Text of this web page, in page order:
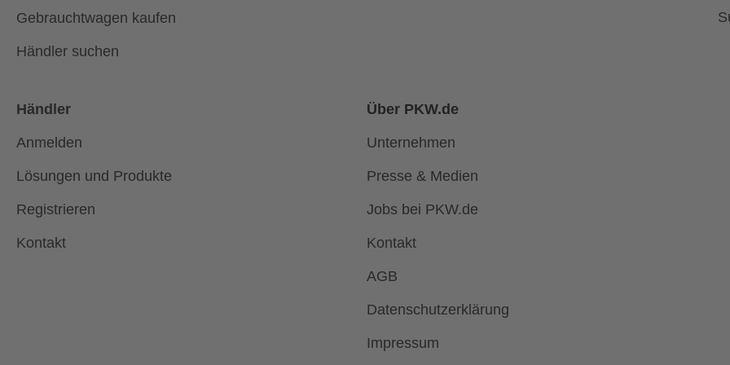
Gebrauchtwagen kaufen
Händler suchen
Händler
Anmelden
Lösungen und Produkte
Registrieren
Kontakt
Über PKW.de
Unternehmen
Presse & Medien
Jobs bei PKW.de
Kontakt
AGB
Datenschutzerklärung
Impressum